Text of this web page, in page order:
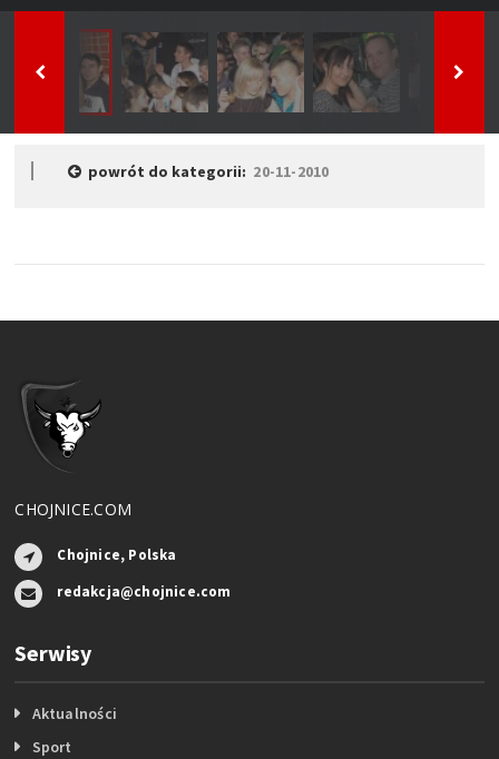
powrót do kategorii: 20-11-2010
CHOJNICE.COM
Chojnice, Polska
redakcja@chojnice.com
Serwisy
Aktualności
Sport